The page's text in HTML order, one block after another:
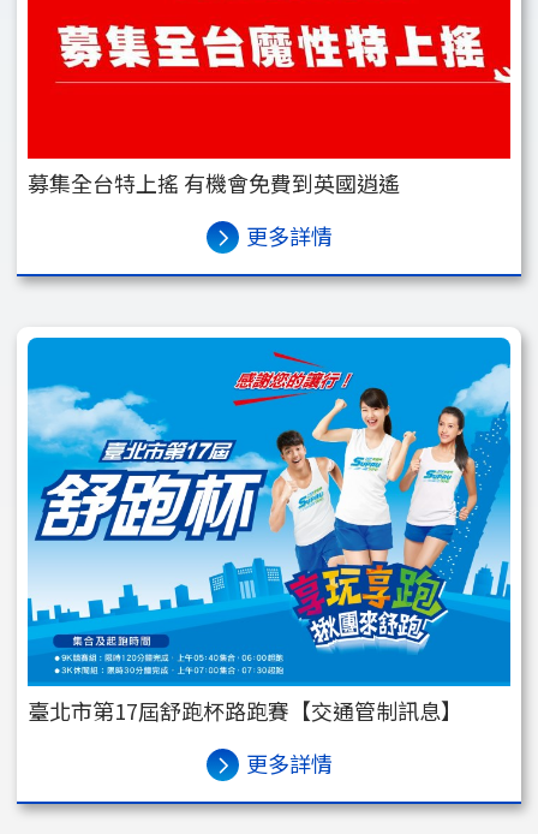
募集全台特上搖 有機會免費到英國逍遙
更多詳情
臺北市第17屆舒跑杯路跑賽【交通管制訊息】
更多詳情